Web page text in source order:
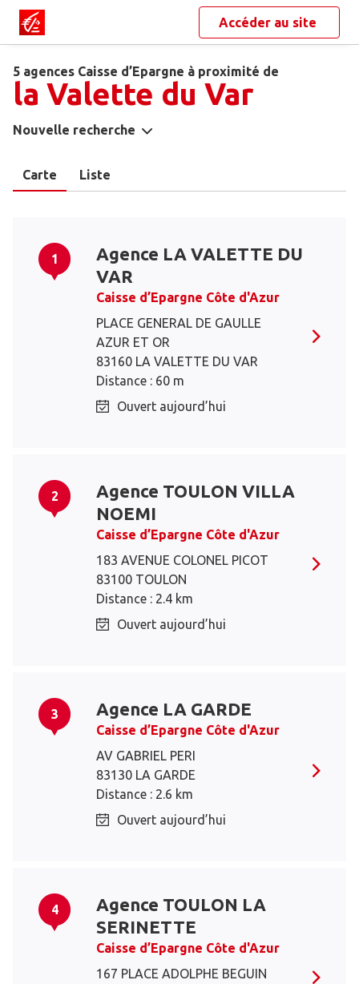
Accéder au site
5 agences Caisse d’Epargne à proximité de
la Valette du Var
Nouvelle recherche
Carte Liste
1
Agence LA VALETTE DU
VAR
Caisse d’Epargne Côte d'Azur
PLACE GENERAL DE GAULLE
AZUR ET OR
83160 LA VALETTE DU VAR
Distance : 60 m
Ouvert aujourd’hui
2
Agence TOULON VILLA
NOEMI
Caisse d’Epargne Côte d'Azur
183 AVENUE COLONEL PICOT
83100 TOULON
Distance : 2.4 km
Ouvert aujourd’hui
3 Agence LA GARDE
Caisse d’Epargne Côte d'Azur
AV GABRIEL PERI
83130 LA GARDE
Distance : 2.6 km
Ouvert aujourd’hui
4
Agence TOULON LA
SERINETTE
Caisse d’Epargne Côte d'Azur
167 PLACE ADOLPHE BEGUIN